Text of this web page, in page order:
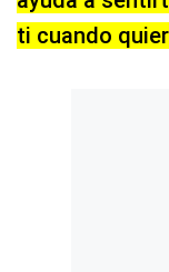
ti cuando